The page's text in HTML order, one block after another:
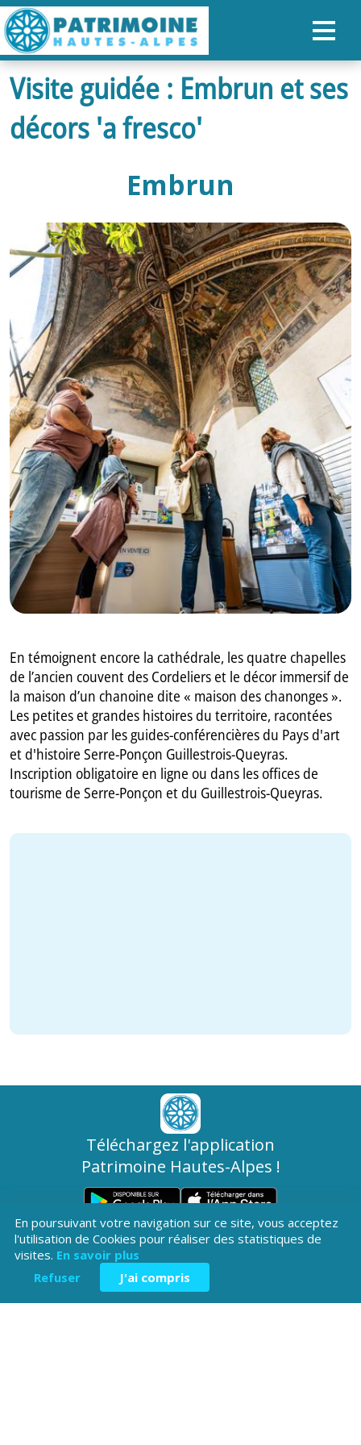
ACCUEIL
CARTE
RANDONNÉES
ORGANISER SON SÉJOUR
RECHERCHER
FR
GB
IT
Visite guidée : Embrun et ses
décors 'a fresco'
Embrun
En témoignent encore la cathédrale, les quatre chapelles
de l’ancien couvent des Cordeliers et le décor immersif de
la maison d’un chanoine dite « maison des chanonges ».
Les petites et grandes histoires du territoire, racontées
avec passion par les guides-conférencières du Pays d'art
et d'histoire Serre-Ponçon Guillestrois-Queyras.
Inscription obligatoire en ligne ou dans les offices de
tourisme de Serre-Ponçon et du Guillestrois-Queyras.
Téléchargez l'application
Patrimoine Hautes-Alpes !
Hôtel du Département
En poursuivant votre navigation sur ce site, vous acceptez
l'utilisation de Cookies pour réaliser des statistiques de
visites. En savoir plus
Refuser
J'ai compris